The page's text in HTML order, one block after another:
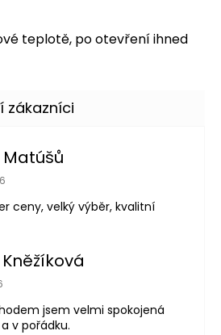
teplotě, po otevření ihned
Matúšů
obchodu je 5 z 5 hvězdiček.
ceny, velký výběr, kvalitní
Kněžíková
obchodu je 5 z 5 hvězdiček.
jsem velmi spokojená
v pořádku.